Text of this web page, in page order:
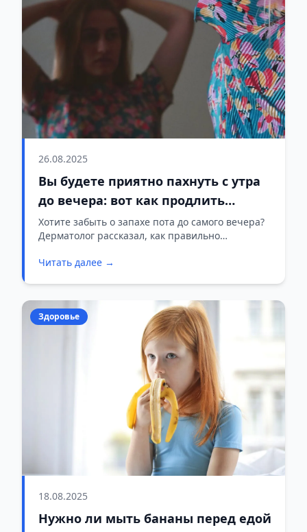
26.08.2025
Вы будете приятно пахнуть с утра
до вечера: вот как продлить
действие дезодоранта
Хотите забыть о запахе пота до самого вечера?
Дерматолог рассказал, как правильно
держался весь день.
Читать далее →
Здоровье
18.08.2025
Нужно ли мыть бананы перед едой